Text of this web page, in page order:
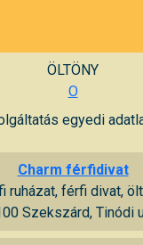
ÖLTÖNY
O
egyedi
Charm férfidivat
ruházat, férfi divat,
Szekszárd, Tinódi